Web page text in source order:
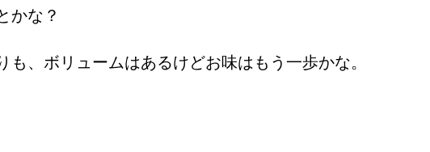
かな？
、ボリュームはあるけどお味はもう一歩かな。